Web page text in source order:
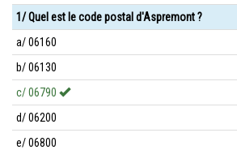
1/ Quel est le code postal d'Aspremont ?
a/ 06160
b/ 06130
c/ 06790
d/ 06200
e/ 06800